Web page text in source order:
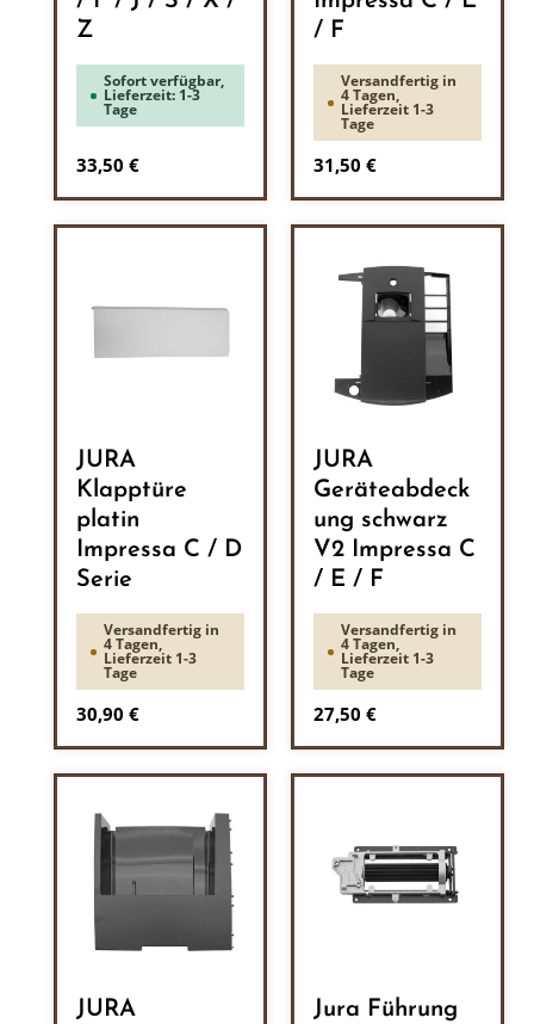
Z
Sofort verfügbar,
Lieferzeit: 1-3
Tage
Regulärer Preis:
33,50 €
/ F
Versandfertig in
4 Tagen,
Lieferzeit 1-3
Tage
Regulärer Preis:
31,50 €
JURA
Klapptüre
platin
Impressa C / D
Serie
Versandfertig in
4 Tagen,
Lieferzeit 1-3
Tage
Regulärer Preis:
30,90 €
JURA
Geräteabdeck
ung schwarz
V2 Impressa C
/ E / F
Versandfertig in
4 Tagen,
Lieferzeit 1-3
Tage
Regulärer Preis:
27,50 €
JURA
Jura Führung